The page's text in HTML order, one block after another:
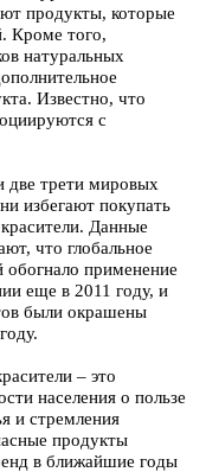
продукты, которые
Кроме того,
натуральных
Известно, что
с
две трети мировых
избегают покупать
Данные
что глобальное
обогнало применение
еще в 2011 году, и
были окрашены
– это
населения о пользе
и стремления
продукты
в ближайшие годы